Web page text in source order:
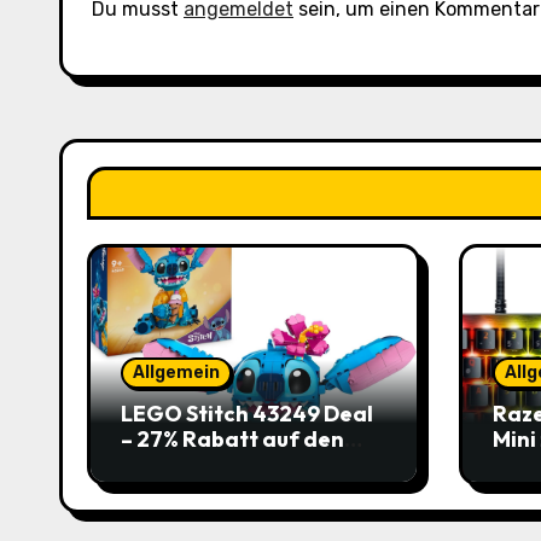
Du musst angemeldet sein, um einen
Allgemein
LEGO Stitch 43249 Deal
– 27% Rabatt auf den
Mini